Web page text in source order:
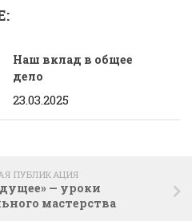
Наш вклад в общее
дело
23.03.2025
ПУБЛИКАЦИЯ
— уроки
мастерства